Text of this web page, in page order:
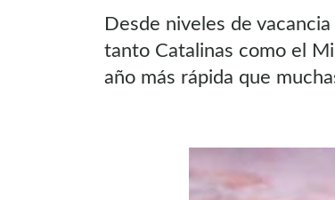
Desde niveles de
tanto Catalinas como el
año más rápida que